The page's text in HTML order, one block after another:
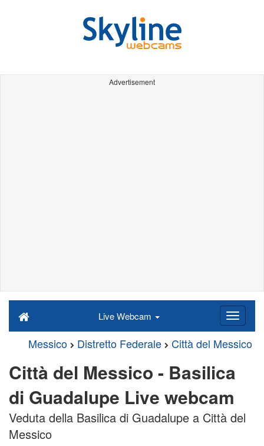
Advertisement
Live Webcam
Messico Distretto Federale Città del Messico
Città del Messico - Basilica
di Guadalupe Live webcam
Veduta della Basilica di Guadalupe a Città del
Messico